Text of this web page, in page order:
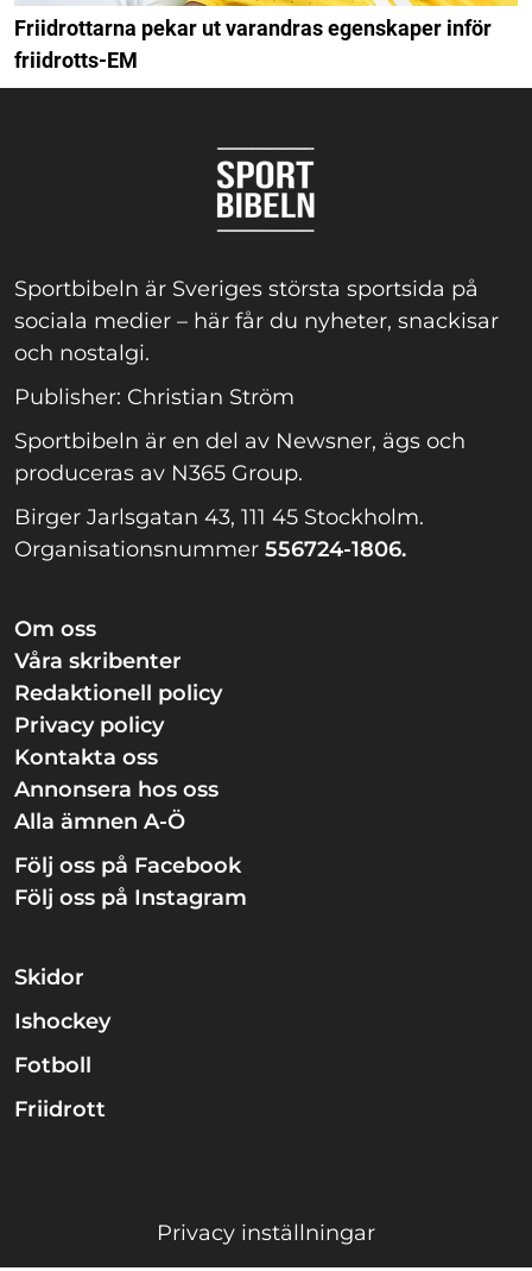
Friidrottarna pekar ut varandras egenskaper inför
friidrotts-EM
Sportbibeln är Sveriges största sportsida på
sociala medier – här får du nyheter, snackisar
och nostalgi.
Publisher: Christian Ström
Sportbibeln är en del av Newsner, ägs och
produceras av N365 Group.
Birger Jarlsgatan 43, 111 45 Stockholm.
Organisationsnummer 556724-1806.
Om oss
Våra skribenter
Redaktionell policy
Privacy policy
Kontakta oss
Annonsera hos oss
Alla ämnen A-Ö
Följ oss på Facebook
Följ oss på Instagram
Skidor
Ishockey
Fotboll
Friidrott
Privacy inställningar